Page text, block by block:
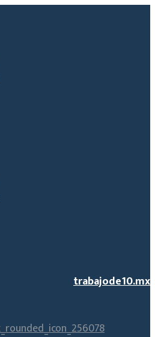
trabajode10.mx